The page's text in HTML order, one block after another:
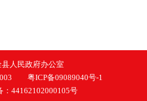
人民政府办公室
粤ICP备09089040号-1
：44162102000105号